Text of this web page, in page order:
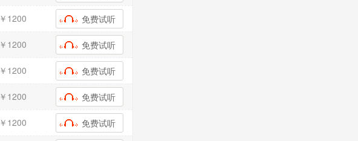
￥1200 免费试听
￥1200 免费试听
￥1200 免费试听
￥1200 免费试听
￥1200 免费试听